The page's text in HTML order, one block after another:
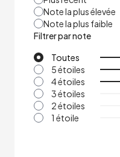
Note la plus élevée
Note la plus faible
Filtrer par note
Toutes
5 étoiles
4 étoiles
3 étoiles
2 étoiles
1 étoile